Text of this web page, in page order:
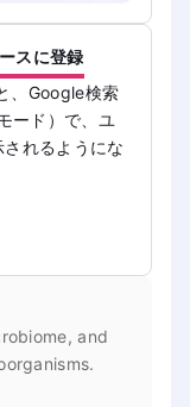
スに登録
、Google検索
ード）で、ユ
れるようにな
and